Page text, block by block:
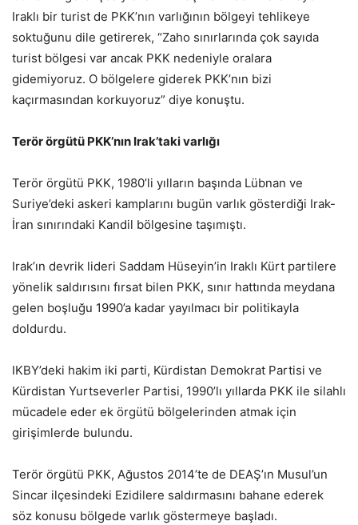
Iraklı bir turist de PKK’nın varlığının bölgeyi tehlikeye
soktuğunu dile getirerek, “Zaho sınırlarında çok sayıda
turist bölgesi var ancak PKK nedeniyle oralara
gidemiyoruz. O bölgelere giderek PKK’nın bizi
kaçırmasından korkuyoruz” diye konuştu.
Terör örgütü PKK’nın Irak’taki varlığı
Terör örgütü PKK, 1980’li yılların başında Lübnan ve
Suriye’deki askeri kamplarını bugün varlık gösterdiği Irak-
İran sınırındaki Kandil bölgesine taşımıştı.
Irak’ın devrik lideri Saddam Hüseyin’in Iraklı Kürt partilere
yönelik saldırısını fırsat bilen PKK, sınır hattında meydana
gelen boşluğu 1990’a kadar yayılmacı bir politikayla
doldurdu.
IKBY’deki hakim iki parti, Kürdistan Demokrat Partisi ve
Kürdistan Yurtseverler Partisi, 1990’lı yıllarda PKK ile silahlı
mücadele eder ek örgütü bölgelerinden atmak için
girişimlerde bulundu.
Terör örgütü PKK, Ağustos 2014’te de DEAŞ’ın Musul’un
Sincar ilçesindeki Ezidilere saldırmasını bahane ederek
söz konusu bölgede varlık göstermeye başladı.